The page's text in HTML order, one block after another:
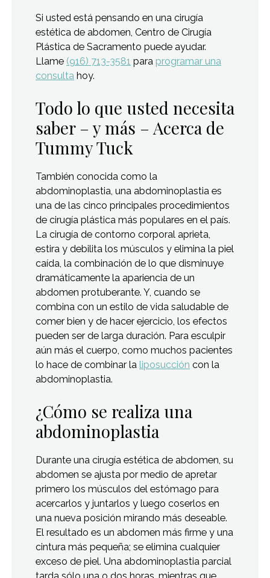
Si usted está pensando en una cirugía
estética de abdomen, Centro de Cirugía
Plástica de Sacramento puede ayudar.
Llame (916) 713-3581 para programar una
consulta hoy.
Todo lo que usted necesita
saber – y más – Acerca de
Tummy Tuck
También conocida como la
abdominoplastia, una abdominoplastia es
una de las cinco principales procedimientos
de cirugía plástica más populares en el país.
La cirugía de contorno corporal aprieta,
estira y debilita los músculos y elimina la piel
caída, la combinación de lo que disminuye
dramáticamente la apariencia de un
abdomen protuberante. Y, cuando se
combina con un estilo de vida saludable de
comer bien y de hacer ejercicio, los efectos
pueden ser de larga duración. Para esculpir
aún más el cuerpo, como muchos pacientes
lo hace de combinar la liposucción con la
abdominoplastia.
¿Cómo se realiza una
abdominoplastia
Durante una cirugía estética de abdomen, su
abdomen se ajusta por medio de apretar
primero los músculos del estómago para
acercarlos y juntarlos y luego coserlos en
una nueva posición mirando más deseable.
El resultado es un abdomen más firme y una
cintura más pequeña; se elimina cualquier
exceso de piel. Una abdominoplastia parcial